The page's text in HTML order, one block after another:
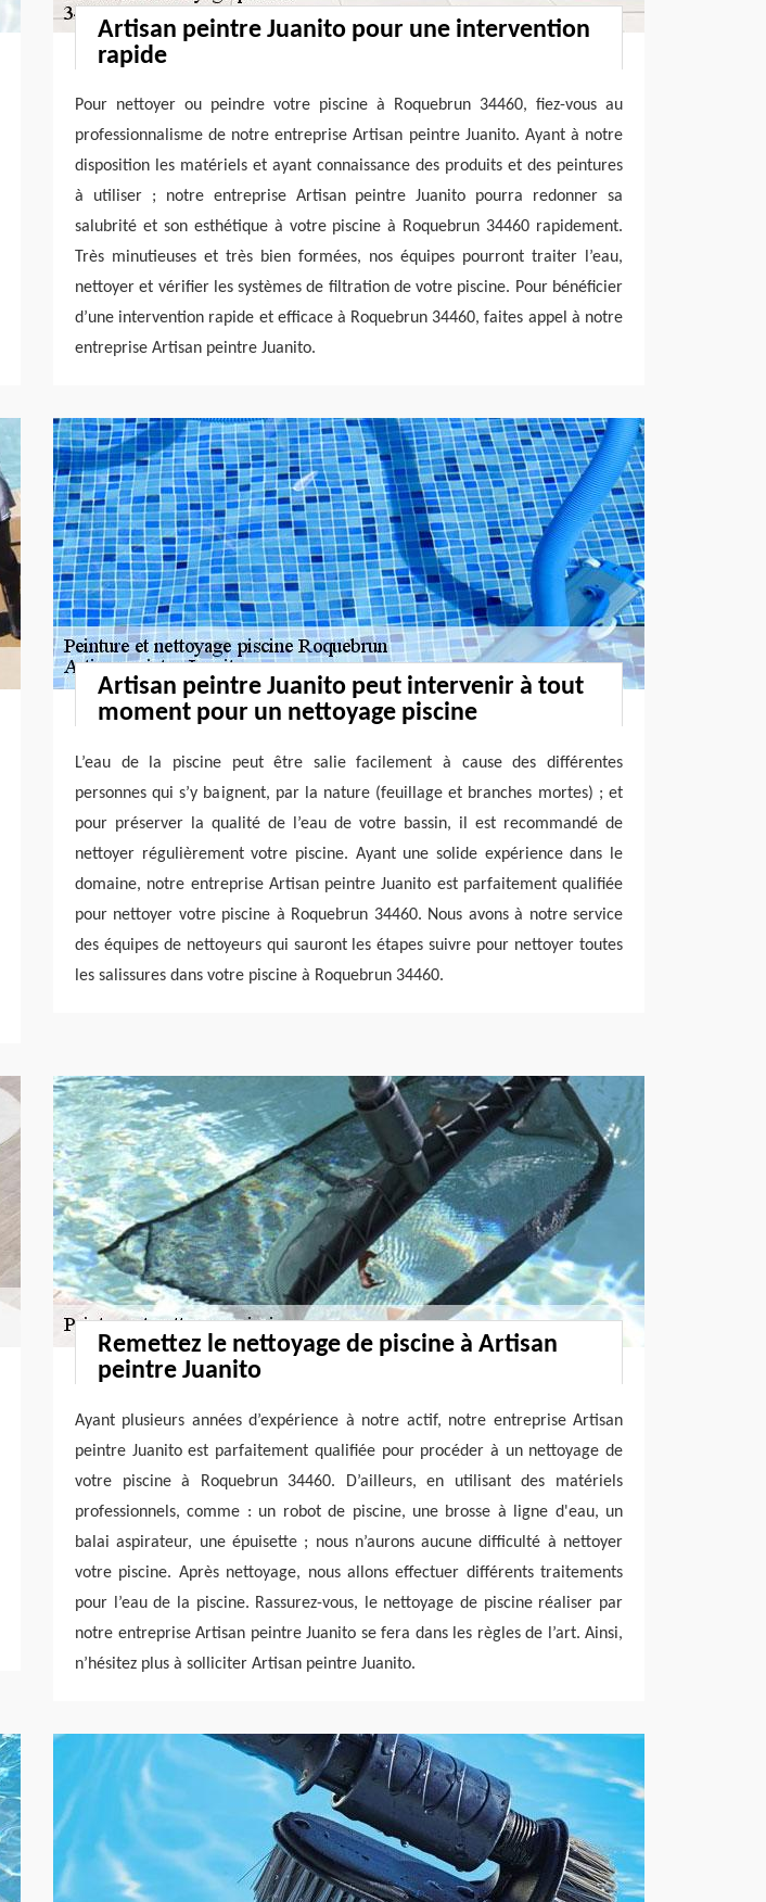
Artisan peintre Juanito pour une intervention
rapide
Pour nettoyer ou peindre votre piscine à Roquebrun 34460, fiez-vous au
professionnalisme de notre entreprise Artisan peintre Juanito. Ayant à notre
disposition les matériels et ayant connaissance des produits et des peintures
à utiliser ; notre entreprise Artisan peintre Juanito pourra redonner sa
salubrité et son esthétique à votre piscine à Roquebrun 34460 rapidement.
Très minutieuses et très bien formées, nos équipes pourront traiter l’eau,
nettoyer et vérifier les systèmes de filtration de votre piscine. Pour bénéficier
d’une intervention rapide et efficace à Roquebrun 34460, faites appel à notre
entreprise Artisan peintre Juanito.
Artisan peintre Juanito peut intervenir à tout
moment pour un nettoyage piscine
L’eau de la piscine peut être salie facilement à cause des différentes
personnes qui s’y baignent, par la nature (feuillage et branches mortes) ; et
pour préserver la qualité de l’eau de votre bassin, il est recommandé de
nettoyer régulièrement votre piscine. Ayant une solide expérience dans le
domaine, notre entreprise Artisan peintre Juanito est parfaitement qualifiée
pour nettoyer votre piscine à Roquebrun 34460. Nous avons à notre service
des équipes de nettoyeurs qui sauront les étapes suivre pour nettoyer toutes
les salissures dans votre piscine à Roquebrun 34460.
Remettez le nettoyage de piscine à Artisan
peintre Juanito
Ayant plusieurs années d’expérience à notre actif, notre entreprise Artisan
peintre Juanito est parfaitement qualifiée pour procéder à un nettoyage de
votre piscine à Roquebrun 34460. D’ailleurs, en utilisant des matériels
professionnels, comme : un robot de piscine, une brosse à ligne d'eau, un
balai aspirateur, une épuisette ; nous n’aurons aucune difficulté à nettoyer
votre piscine. Après nettoyage, nous allons effectuer différents traitements
pour l’eau de la piscine. Rassurez-vous, le nettoyage de piscine réaliser par
notre entreprise Artisan peintre Juanito se fera dans les règles de l’art. Ainsi,
n’hésitez plus à solliciter Artisan peintre Juanito.